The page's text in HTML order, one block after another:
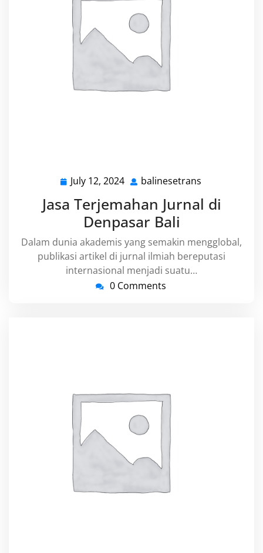
July 12, 2024 July
12,
2024
balinesetrans
Jasa Terjemahan Jurnal di
Denpasar Bali
Dalam dunia akademis yang semakin mengglobal,
publikasi artikel di jurnal ilmiah bereputasi
internasional menjadi suatu…
0 Comments